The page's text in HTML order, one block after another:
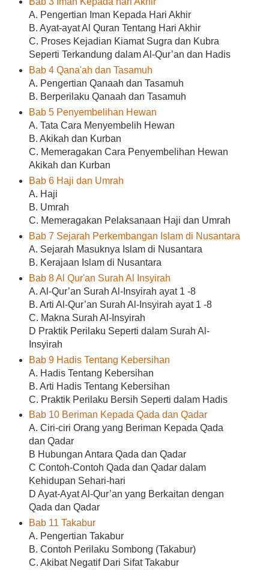
A. Pengertian Iman Kepada Hari Akhir
B. Ayat-ayat Al Quran Tentang Hari Akhir
C. Proses Kejadian Kiamat Sugra dan Kubra
Seperti Terkandung dalam Al-Qur’an dan Hadis
Bab 4 Qana'ah dan Tasamuh
A. Pengertian Qanaah dan Tasamuh
B. Berperilaku Qanaah dan Tasamuh
Bab 5 Penyembelihan Hewan
A. Tata Cara Menyembelih Hewan
B. Akikah dan Kurban
C. Memeragakan Cara Penyembelihan Hewan
Akikah dan Kurban
Bab 6 Haji dan Umrah
A. Haji
B. Umrah
C. Memeragakan Pelaksanaan Haji dan Umrah
Bab 7 Sejarah Perkembangan Islam di Nusantara
A. Sejarah Masuknya Islam di Nusantara
B. Kerajaan Islam di Nusantara
Bab 8 Al Qur'an Surah Al Insyirah
A. Al-Qur’an Surah Al-Insyirah ayat 1 -8
B. Arti Al-Qur’an Surah Al-Insyirah ayat 1 -8
C. Makna Surah Al-Insyirah
D Praktik Perilaku Seperti dalam Surah Al-
Insyirah
Bab 9 Hadis Tentang Kebersihan
A. Hadis Tentang Kebersihan
B. Arti Hadis Tentang Kebersihan
C. Praktik Perilaku Bersih Seperti dalam Hadis
Bab 10 Beriman Kepada Qada dan Qadar
A. Ciri-ciri Orang yang Beriman Kepada Qada
dan Qadar
B Hubungan Antara Qada dan Qadar
C Contoh-Contoh Qada dan Qadar dalam
Kehidupan Sehari-hari
D Ayat-Ayat Al-Qur’an yang Berkaitan dengan
Qada dan Qadar
Bab 11 Takabur
A. Pengertian Takabur
B. Contoh Perilaku Sombong (Takabur)
C. Akibat Negatif Dari Sifat Takabur